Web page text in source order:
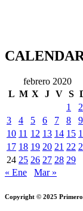
febrero 2020
L M X J V S
1
2
3
4 5 6 7 8
9
10 11 12 13 14 15
17 18 19 20 21 22
24 25 26 27 28 29
« Ene
Mar »
Copyright © 2025